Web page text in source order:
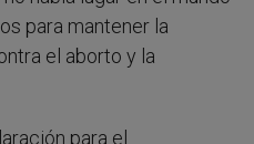
para mantener la
el aborto y la
para el